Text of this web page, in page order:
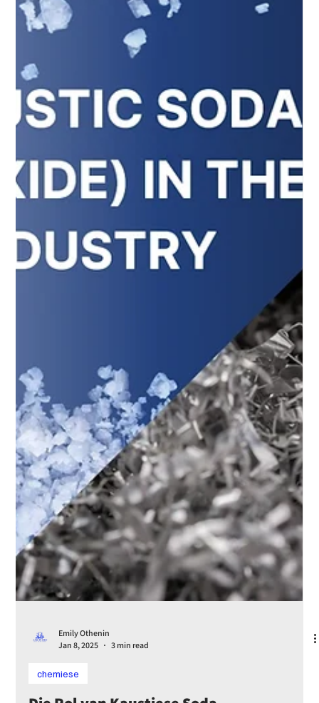
Emily Othenin
Jan 22, 2025
4 min read
Toepassing van Kalsium Soda in die
Plastiek- en Rubberbedryf
Toepassing van Kalsium Soda in die Plastiek- en Rubberbedryf